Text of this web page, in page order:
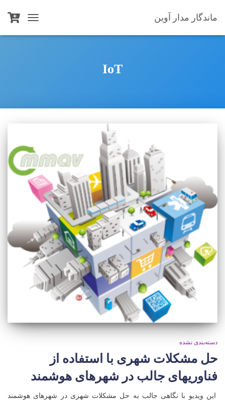
ماندگار مدار آوین
TOGGLE
NAVIGATION
IoT
دسته‌بندی نشده
حل مشکلات شهری با استفاده از
فناوریهای جالب در شهرهای هوشمند
این ویدیو با نگاهی جالب به حل مشکلات شهری در شهرهای هوشمند